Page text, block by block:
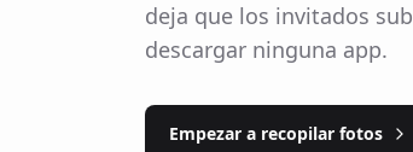
deja que los invitados
descargar ninguna app.
Empezar a recopilar fotos